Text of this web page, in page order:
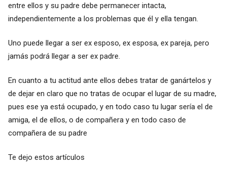
entre ellos y su padre debe permanecer intacta,
independientemente a los problemas que él y ella tengan.
Uno puede llegar a ser ex esposo, ex esposa, ex pareja, pero
jamás podrá llegar a ser ex padre.
En cuanto a tu actitud ante ellos debes tratar de ganártelos y
de dejar en claro que no tratas de ocupar el lugar de su madre,
pues ese ya está ocupado, y en todo caso tu lugar sería el de
amiga, el de ellos, o de compañera y en todo caso de
compañera de su padre
Te dejo estos artículos